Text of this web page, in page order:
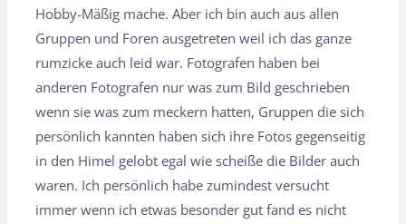
Hobby-Mäßig mache. Aber ich bin auch aus allen
Gruppen und Foren ausgetreten weil ich das ganze
rumzicke auch leid war. Fotografen haben bei
anderen Fotografen nur was zum Bild geschrieben
wenn sie was zum meckern hatten, Gruppen die sich
persönlich kannten haben sich ihre Fotos gegenseitig
in den Himel gelobt egal wie scheiße die Bilder auch
waren. Ich persönlich habe zumindest versucht
immer wenn ich etwas besonder gut fand es nicht